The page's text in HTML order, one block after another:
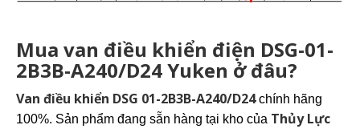
Mua van điều khiển điện DSG-01-
2B3B-A240/D24 Yuken ở đâu?
Van điều khiển DSG 01-2B3B-A240/D24chính hãng
100%. Sản phẩm đang sẵn hàng tại kho của Thủy Lực